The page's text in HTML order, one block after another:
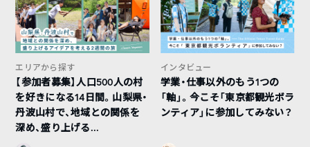
エリアから探す
【参加者募集】人口500人の村
を好きになる14日間。山梨県・
丹波山村で、地域との関係を
深め、盛り上げる...
インタビュー
学業・仕事以外のもう1つの
「軸」。今こそ「東京都観光ボラ
ンティア」に参加してみない？